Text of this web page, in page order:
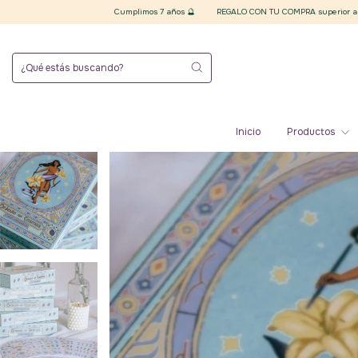
Cumplimos 7 años 🔮 REGALO CON TU COMPRA superior a $20.000
Inicio Productos